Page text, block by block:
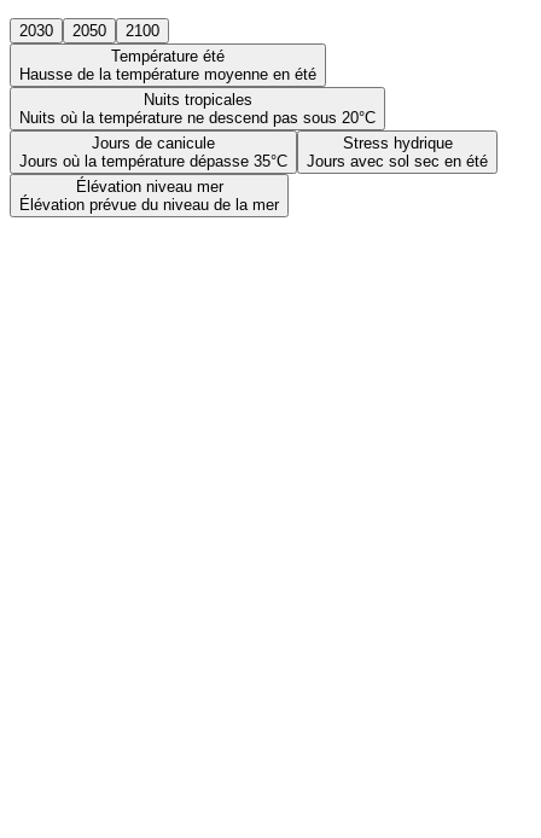
2030 2050
2100
Température été
Hausse de la température moyenne en été
Nuits tropicales
Nuits où la température ne descend pas sous 20°C
Jours de canicule
Jours où la température dépasse 35°C
Stress hydrique
Jours avec sol sec en été
Élévation niveau mer
Élévation prévue du niveau de la mer